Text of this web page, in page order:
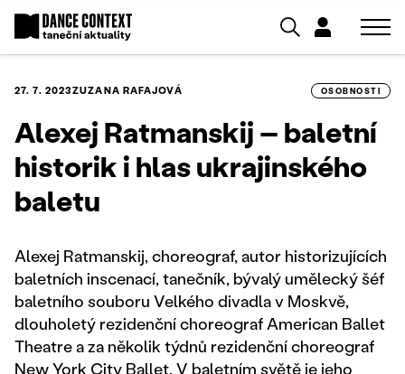
27. 7. 2023ZUZANA RAFAJOVÁ OSOBNOSTI
Alexej Ratmanskij – baletní
historik i hlas ukrajinského
baletu
Alexej Ratmanskij, choreograf, autor historizujících
baletních inscenací, tanečník, bývalý umělecký šéf
baletního souboru Velkého divadla v Moskvě,
dlouholetý rezidenční choreograf American Ballet
Theatre a za několik týdnů rezidenční choreograf
New York City Ballet. V baletním světě je jeho